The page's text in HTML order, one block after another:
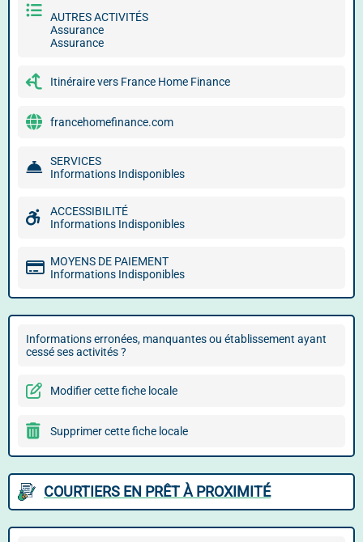
AUTRES ACTIVITÉS
Assurance
Assurance
Itinéraire vers France Home Finance
francehomefinance.com
SERVICES
Informations Indisponibles
ACCESSIBILITÉ
Informations Indisponibles
MOYENS DE PAIEMENT
Informations Indisponibles
Informations erronées, manquantes ou établissement ayant
cessé ses activités ?
Modifier cette fiche locale
Supprimer cette fiche locale
COURTIERS EN PRÊT À PROXIMITÉ